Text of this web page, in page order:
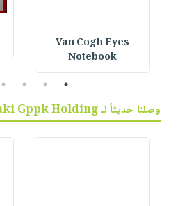
Van Cogh Eyes
Notebook
1
2
3
4
وصلنا حديثاً لـ Antaki Gppk Holding :